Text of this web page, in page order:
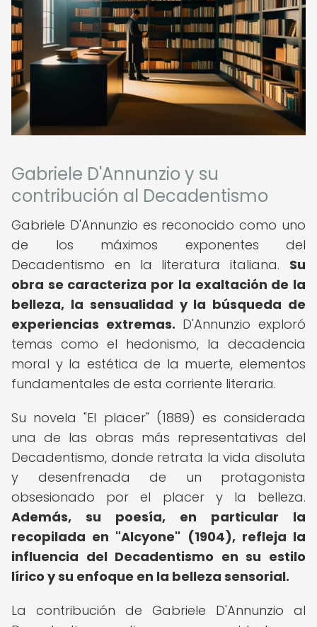
Gabriele D'Annunzio y su
contribución al Decadentismo
Gabriele D'Annunzio es reconocido como uno
de los máximos exponentes del
Decadentismo en la literatura italiana. Su
obra se caracteriza por la exaltación de la
belleza, la sensualidad y la búsqueda de
experiencias extremas. D'Annunzio exploró
temas como el hedonismo, la decadencia
moral y la estética de la muerte, elementos
fundamentales de esta corriente literaria.
Su novela "El placer" (1889) es considerada
una de las obras más representativas del
Decadentismo, donde retrata la vida disoluta
y desenfrenada de un protagonista
obsesionado por el placer y la belleza.
Además, su poesía, en particular la
recopilada en "Alcyone" (1904), refleja la
influencia del Decadentismo en su estilo
lírico y su enfoque en la belleza sensorial.
La contribución de Gabriele D'Annunzio al